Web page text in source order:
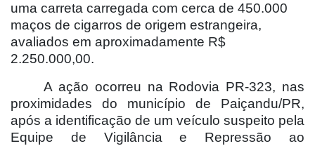
uma carreta carregada com cerca de 450.000
maços de cigarros de origem estrangeira,
avaliados em aproximadamente R$
2.250.000,00.
A ação ocorreu na Rodovia PR-323, nas
proximidades do município de Paiçandu/PR,
após a identificação de um veículo suspeito pela
Equipe de Vigilância e Repressão ao